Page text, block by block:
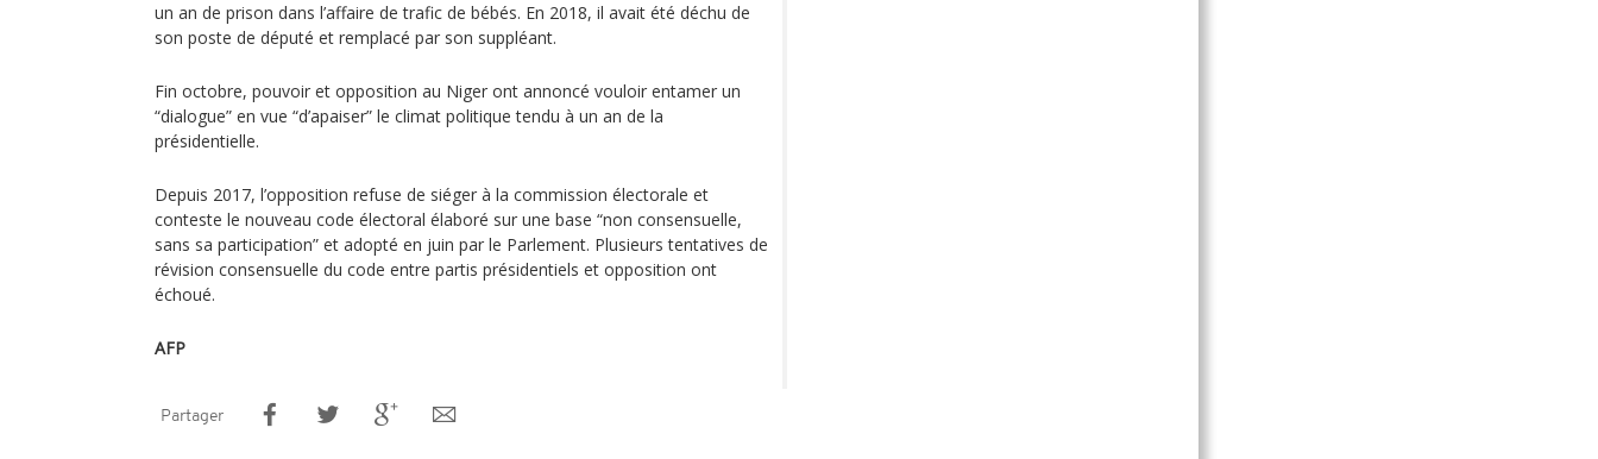
un an de prison dans l’affaire de trafic de bébés. En 2018, il avait été déchu de
son poste de député et remplacé par son suppléant.
Fin octobre, pouvoir et opposition au Niger ont annoncé vouloir entamer un
“dialogue” en vue “d’apaiser” le climat politique tendu à un an de la
présidentielle.
Depuis 2017, l’opposition refuse de siéger à la commission électorale et
conteste le nouveau code électoral élaboré sur une base “non consensuelle,
sans sa participation” et adopté en juin par le Parlement. Plusieurs tentatives de
révision consensuelle du code entre partis présidentiels et opposition ont
échoué.
AFP
Partager